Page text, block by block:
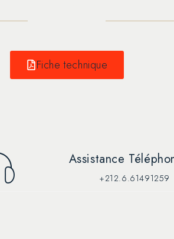
Fiche technique
Assistance
+212.6.61491259